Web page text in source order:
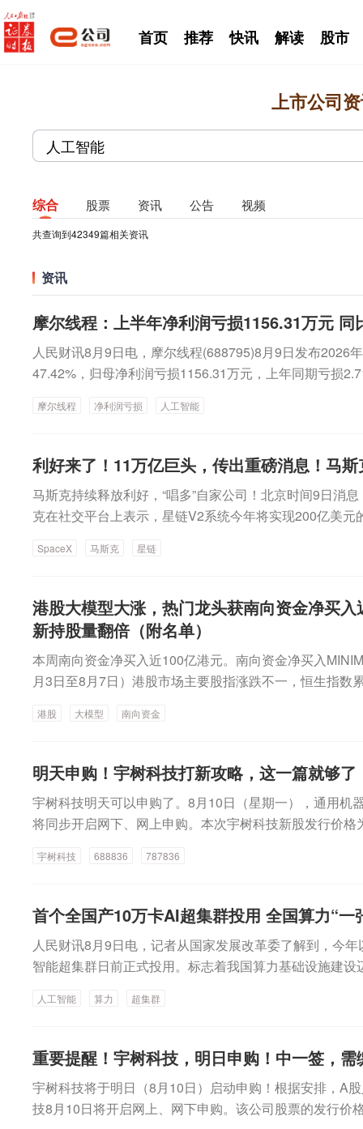
首页 推荐 快讯 解读 股市
上市公司
综合 股票 资讯 公告 视频
共查询到42349篇相关资讯
资讯
摩尔线程：上半年净利润亏损1156.31万元 同
人民财讯8月9日电，摩尔线程(688795)8月9日发布2026
47.42%，归母净利润亏损1156.31万元，上年同期亏损
品性能获得客户高度认可，并实现稳定供货，公司市场
摩尔线程 净利润亏损 人工智能
利好来了！11万亿巨头，传出重磅消息！马
马斯克持续释放利好，“唱多”自家公司！北京时间9日消
克在社交平台上表示，星链V2系统今年将实现200亿美元
来的收入降至目前的十分之一，SpaceX通信业务年收入
美元IPO发行价，总市值也重新站上1.75万亿美元（约合
克“唱多”SpaceX北京时间8月9日，SpaceX及特斯拉
称，“我所说的有些事情带有推测性或愿景性质，而有些
推测性的事实是，将由星舰（Starship）发射的V3卫星，
on）火箭发射的V2卫星高出一个数量级。同样不带有推
高版本的星链（Starlink）卫星数量，以及V2及更高版本
R），即便每吉比特带宽带来的收入降至目前的十分之一
季度营收超出市场预期，但当季资本支出激增超6倍，超
分投资者感到不安。随后，在投资者电话会上，马斯克化
内，他抛出一系列天马行空的预测，不断拔高预期。马
道：“另外值得一提的是，我们内部对实现一万亿美元营
年提前到2030年。”随后他又表示：“也存在不小概率，
成。”凭借对未来的愿景调动投资者热情，是马斯克作为
一点，他为多家烧钱的企业筹措到巨额资金。但这也招
挟普通散户投资者。他并没有笃定SpaceX会在2029年实
其将很快转化为实际收入。Johnsen表示，在二季度前几
元云服务收入，覆盖从10月开始逐步释放的六个月周期
认为，SpaceX的年化经常性收入有望在年底前达到1000
SpaceX 马斯克 星链
港股大模型大涨，热门龙头获南向资金净买
新持股量翻倍（附名单）
本周南向资金净买入近100亿港元。南向资金净买入
月3日至8月7日）港股市场主要股指涨跌不一，恒生指数
计成交净买入99.65亿港元。从本周港股成交活跃股名单
9.79亿港元；智谱为324.77亿港元，建滔积层板、中芯
超过200亿港元。阿里巴巴-W获南向资金连续4个交易日
前苹果官宣Apple智能接入阿里巴巴千问模型。苹果官网
阿里巴巴千问模型工作，用户在Mac上使用Apple智能时
型完成部分任务。从成交净买入金额来看，MINIMAX-W
3亿港元、7.35亿港元。MINIMAX-W本周大涨41.54%。
下文，并可生成最高2K分辨率、最长15秒、带有原生立
日MiniMax关联公司上海稀宇极智科技有限公司发生工商
至55亿元，增资15亿元。从股价表现来看，本周大模型
8%。华创证券研报认为，近两周模型集中上新，性能升
速，行业竞争已经从单纯提升智能上界，转向模型分层
力和单位任务成本的综合比拼，国产大模型已进入推理效
港股 大模型 南向资金
明天申购！宇树科技打新攻略，这一篇就够了
宇树科技明天可以申购了。8月10日（星期一），通用机
将同步开启网下、网上申购。本次宇树科技新股发行价格
为“688836”，网下每笔拟申购数量上限为1250万股，下
少个人投资者的关注。本次宇树科技新股网上申购代码为
购数量上限为6000股，申购数量应为500股的整数倍。
板上市，参与网上申购的投资者需持有上交所证券账户，
网上申购投资者根据其所持有的上海市场非限售A股股份
定其网上可申购额度，持有市值1万元以上（含1万元）
据中签结果于8月12日缴纳认购款，中一签（500股）宇
首日涨幅为100%，则中一签能浮盈7.54万元；如果涨幅
超15万元。作为通用机器人行业龙头企业之一，宇树科
宇树科技 688836 787836
首个全国产10万卡AI超集群投用 全国算力“一
人民财讯8月9日电，记者从国家发展改革委了解到，今
智能超集群日前正式投用。标志着我国算力基础设施建
里的特别之处在于，科学计算加智能计算的融合算力，
人工智能 算力 超集群
重要提醒！宇树科技，明日申购！中一签，需
宇树科技将于明日（8月10日）启动申购！根据安排，A
技8月10日将开启网上、网下申购。该公司股票的发行价